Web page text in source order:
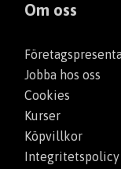
Om oss
Jobba hos oss
Cookies
Kurser
Köpvillkor
Integritetspolicy